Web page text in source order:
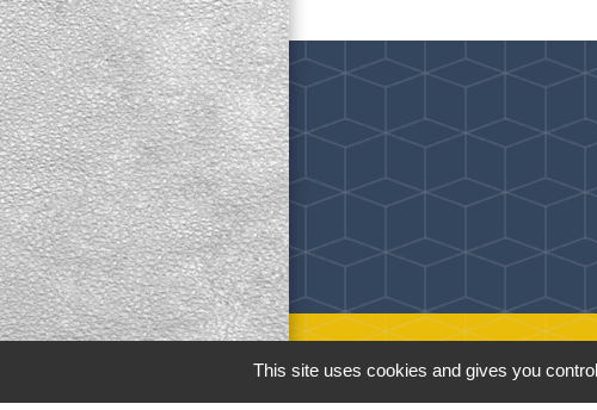
This site uses cookies and gives you